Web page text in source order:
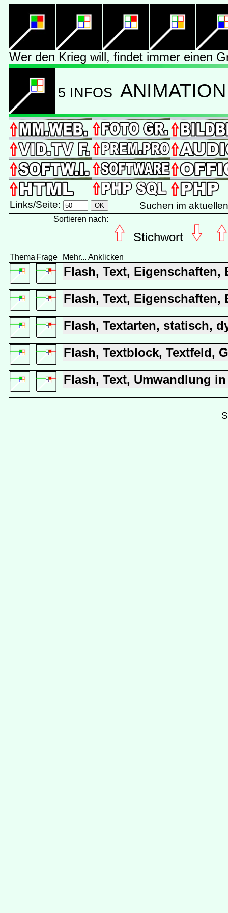
Wer den Krieg will, findet immer einen
5 INFOS
Links/Seite: Suchen im
Sortieren nach:
Stichwort
Thema Frage Mehr... Anklicken
Flash, Text,
Flash, Text,
Flash, Textarten, statisch,
Flash, Textblock, Textfeld,
Flash, Text, Umwandlung